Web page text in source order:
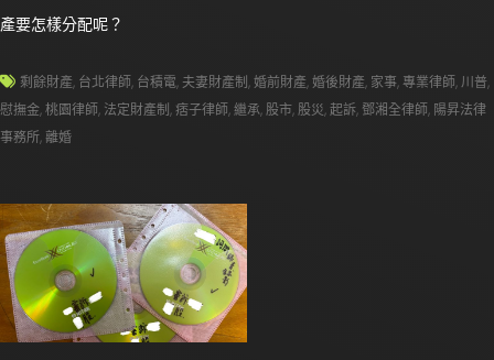
產要怎樣分配呢？
剩餘財產, 台北律師, 台積電, 夫妻財產制,婚前財產,婚後財產, 家事,專業律師,川普,
慰撫金,桃園律師, 法定財產制,痞子律師,繼承,股市,股災,起訴, 鄧湘全律師, 陽昇法律
事務所,離婚